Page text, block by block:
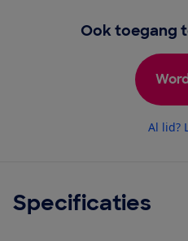
Ook toegang
Al lid?
Specificaties